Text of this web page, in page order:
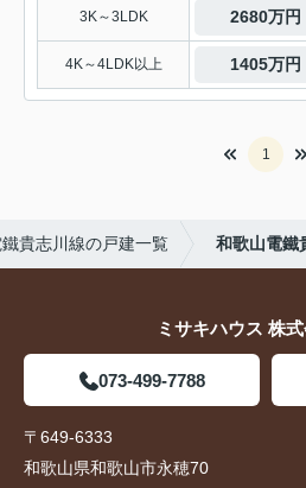
3K～3LDK 2680万円
4K～4LDK以上 1405万円
1
貴志川線の戸建一覧 和歌山電鐵
ミサキハウス 株
073-499-7788
〒649-6333
和歌山県和歌山市永穂70